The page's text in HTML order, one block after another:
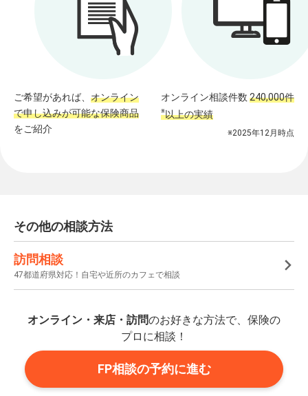
ご希望があれば、 オンライン
で申し込みが可能な保険商品
をご紹介
オンライン相談件数 240,000件
※以上の実績
※2025年12月時点
その他の相談方法
訪問相談
47都道府県対応！自宅や近所のカフェで相談
オンライン・来店・訪問のお好きな方法で、保険の
プロに相談！
FP相談の予約に進む